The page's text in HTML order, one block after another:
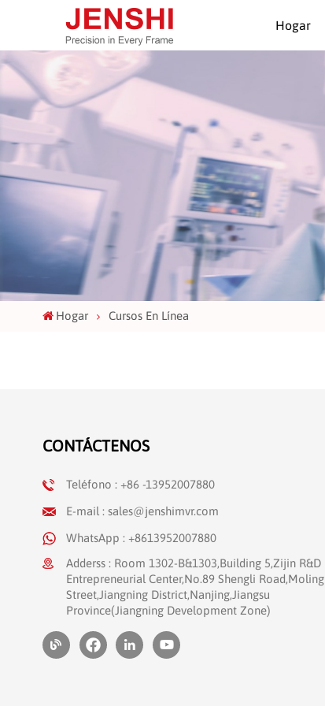
Hogar
Hogar Cursos En Línea
CONTÁCTENOS
Teléfono : +86 -13952007880
E-mail : sales@jenshimvr.com
WhatsApp : +8613952007880
Adderss : Room 1302-B&1303,Building 5,Zijin R&D
Entrepreneurial Center,No.89 Shengli Road,Moling
Street,Jiangning District,Nanjing,Jiangsu
Province(Jiangning Development Zone)